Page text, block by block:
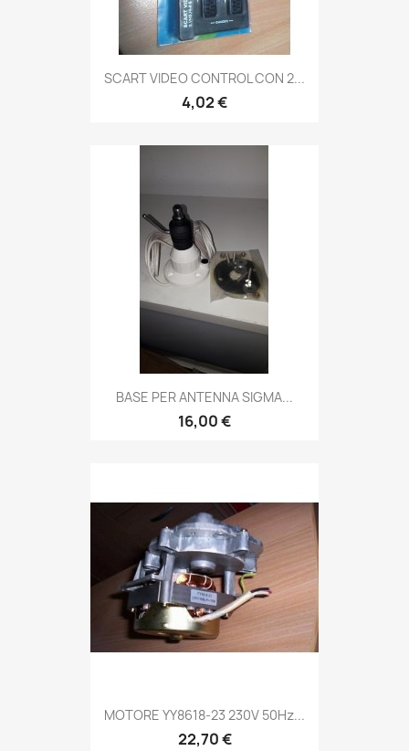
SCART VIDEO CONTROL CON 2...
4,02 €
BASE PER ANTENNA SIGMA...
16,00 €
MOTORE YY8618-23 230V 50Hz...
22,70 €